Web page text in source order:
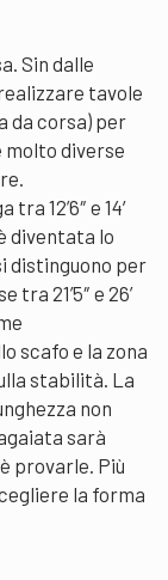
Sin dalle
tavole
da corsa) per
diverse
12’6″ e 14′
diventata lo
distinguono per
21’5″ e 26’
scafo e la zona
stabilità. La
non
sarà
provarle. Più
la forma